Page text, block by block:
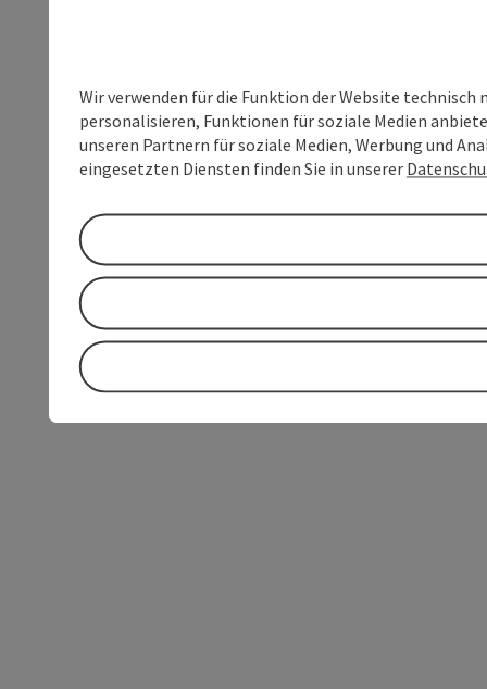
Wir verwenden für die Funktion der Website
personalisieren, Funktionen für soziale Medien
unseren Partnern für soziale Medien, Werbung und
eingesetzten Diensten finden Sie in unserer